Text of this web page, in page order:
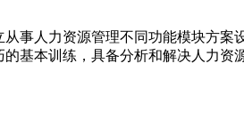
事人力资源管理不同功能模块方案
基本训练，具备分析和解决人力资